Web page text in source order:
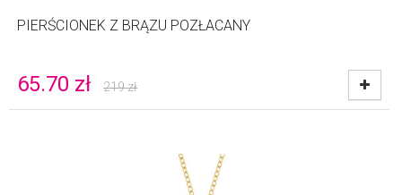
PIERŚCIONEK Z BRĄZU POZŁACANY
65.70 zł 219zł